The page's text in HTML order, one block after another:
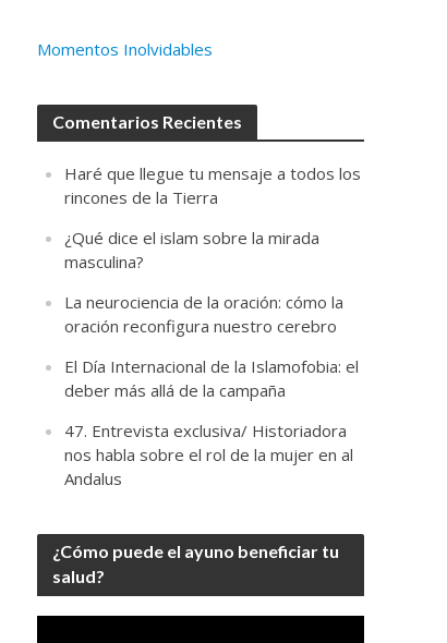
Momentos Inolvidables
Comentarios Recientes
Haré que llegue tu mensaje a todos los
rincones de la Tierra
¿Qué dice el islam sobre la mirada
masculina?
La neurociencia de la oración: cómo la
oración reconfigura nuestro cerebro
El Día Internacional de la Islamofobia: el
deber más allá de la campaña
47. Entrevista exclusiva/ Historiadora
nos habla sobre el rol de la mujer en al
Andalus
¿Cómo puede el ayuno beneficiar tu
salud?